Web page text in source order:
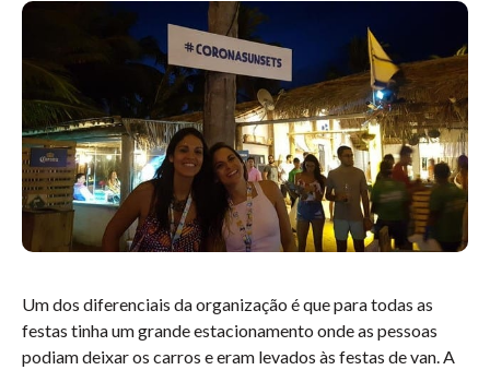
Um dos diferenciais da organização é que para todas as
festas tinha um grande estacionamento onde as pessoas
podiam deixar os carros e eram levados às festas de van. A